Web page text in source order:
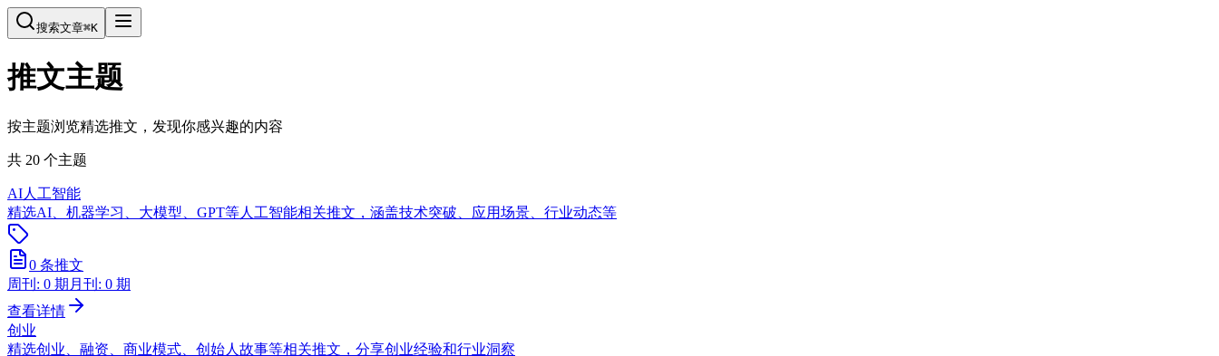
搜索文章⌘K
推文主题
按主题浏览精选推文，发现你感兴趣的内容
共 20 个主题
AI人工智能
精选AI、机器学习、大模型、GPT等人工智能相关推文，涵盖技术突破、应用场景、行业动态等
0 条推文
周刊: 0 期 月刊: 0 期
查看详情
创业
精选创业、融资、商业模式、创始人故事等相关推文，分享创业经验和行业洞察